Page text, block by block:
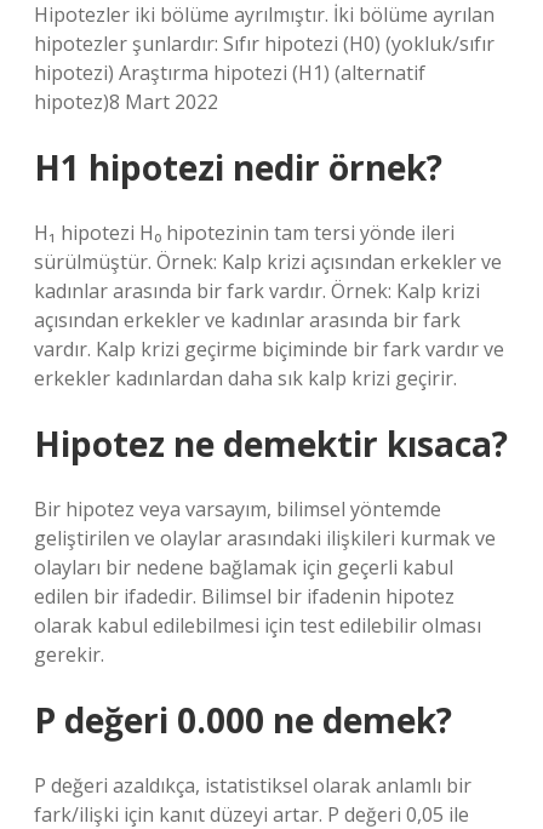
Hipotezler iki bölüme ayrılmıştır. İki bölüme ayrılan
hipotezler şunlardır: Sıfır hipotezi (H0) (yokluk/sıfır
hipotezi) Araştırma hipotezi (H1) (alternatif
hipotez)8 Mart 2022
H1 hipotezi nedir örnek?
H₁ hipotezi H₀ hipotezinin tam tersi yönde ileri
sürülmüştür. Örnek: Kalp krizi açısından erkekler ve
kadınlar arasında bir fark vardır. Örnek: Kalp krizi
açısından erkekler ve kadınlar arasında bir fark
vardır. Kalp krizi geçirme biçiminde bir fark vardır ve
erkekler kadınlardan daha sık kalp krizi geçirir.
Hipotez ne demektir kısaca?
Bir hipotez veya varsayım, bilimsel yöntemde
geliştirilen ve olaylar arasındaki ilişkileri kurmak ve
olayları bir nedene bağlamak için geçerli kabul
edilen bir ifadedir. Bilimsel bir ifadenin hipotez
olarak kabul edilebilmesi için test edilebilir olması
gerekir.
P değeri 0.000 ne demek?
P değeri azaldıkça, istatistiksel olarak anlamlı bir
fark/ilişki için kanıt düzeyi artar. P değeri 0,05 ile